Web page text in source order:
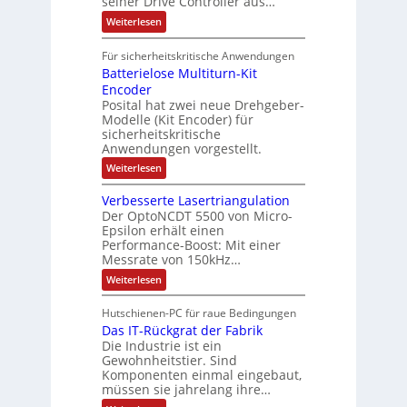
a
t
i
o
g
e
w
ä
h
t
s
k
ä
f
t
e
e
r
A
z
t
e
l
e
r
ä
l
t
S
c
h
u
t
z
l
a
c
k
b
e
s
c
i
c
h
t
u
n
Weiterlesen:
S
n
s
l
o
s
e
F
a
n
g
s
c
h
a
l
u
n
g
Für sicherheitskritische Anwendungen
Batterielose Multiturn-Kit
Encoder
Posital hat zwei neue Drehgeber-
Modelle (Kit Encoder) für
sicherheitskritische
Anwendungen vorgestellt.
Weiterlesen:
B
t
t
e
r
i
e
l
o
e
M
u
l
t
i
t
Verbesserte Lasertriangulation
Der OptoNCDT 5500 von Micro-
Epsilon erhält einen
Performance-Boost: Mit einer
Messrate von 150kHz…
Weiterlesen:
V
r
b
e
s
s
e
r
Hutschienen-PC für raue Bedingungen
Das IT-Rückgrat der Fabrik
Die Industrie ist ein
Gewohnheitstier. Sind
Komponenten einmal eingebaut,
müssen sie jahrelang ihre…